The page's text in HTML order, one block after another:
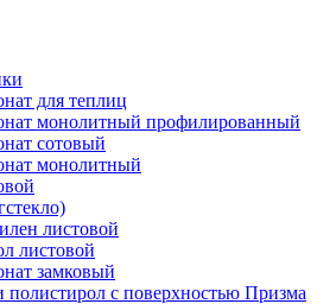
для теплиц
монолитный профилированный
сотовый
монолитный
листовой
листовой
замковый
с поверхностью Призма